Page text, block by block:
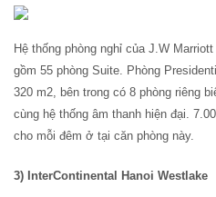
Hệ thống phòng nghỉ của J.W
gồm 55 phòng Suite. Phòng
320 m2, bên trong có 8 phòng riêng
cùng hệ thống âm thanh hiện đại.
cho mỗi đêm ở tại căn phòng này.
3) InterContinental Hanoi Westlake